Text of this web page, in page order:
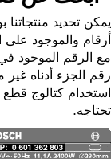
تحديد منتجاتنا
والموجود على
الرقم الموجود في
الجزء أدناه غير
كتالوج قطع